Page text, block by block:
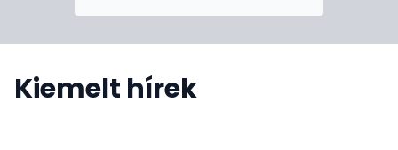
Kiemelt hírek